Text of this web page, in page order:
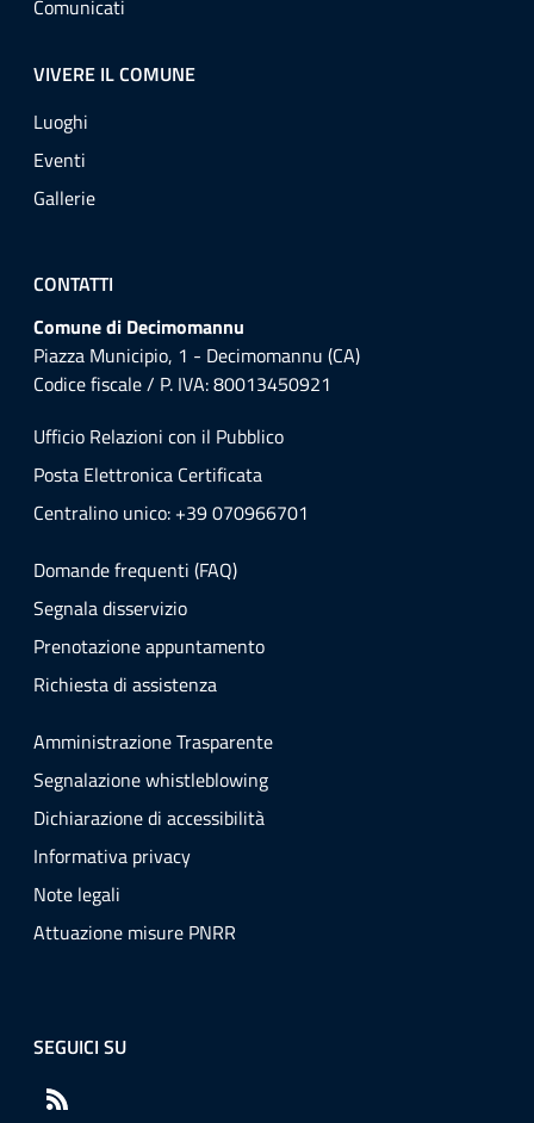
Comunicati
VIVERE IL COMUNE
Luoghi
Eventi
Gallerie
CONTATTI
Comune di Decimomannu
Piazza Municipio, 1 - Decimomannu (CA)
Codice fiscale / P. IVA: 80013450921
Ufficio Relazioni con il Pubblico
Posta Elettronica Certificata
Centralino unico: +39 070966701
Domande frequenti (FAQ)
Segnala disservizio
Prenotazione appuntamento
Richiesta di assistenza
Amministrazione Trasparente
Segnalazione whistleblowing
Dichiarazione di accessibilità
Informativa privacy
Note legali
Attuazione misure PNRR
SEGUICI SU